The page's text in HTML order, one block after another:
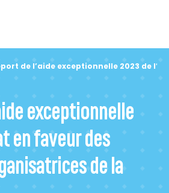
de l’aide exceptionnelle 2023 de
exceptionnelle
en faveur des
de la